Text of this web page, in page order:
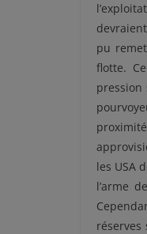
pu
flotte.
pression
les USA
l’arme
réserves